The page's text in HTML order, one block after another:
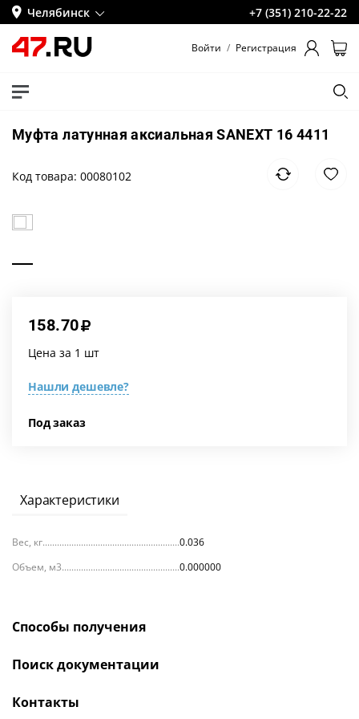
Челябинск +7 (351) 210-22-22
Войти / Регистрация
Муфта латунная аксиальная SANEXT 16 4411
Код товара: 00080102
158.70
Нашли дешевле?
Цена за 1 шт
Под заказ
Характеристики
Вес, кг
0.036
Объем, м3
0.000000
Способы получения
Поиск документации
Контакты